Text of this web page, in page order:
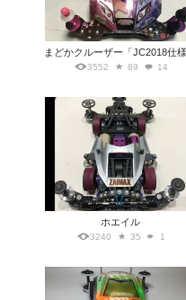
まどかクルーザー「JC2018仕様
3552 89 14
ホエイル
3240 35 1